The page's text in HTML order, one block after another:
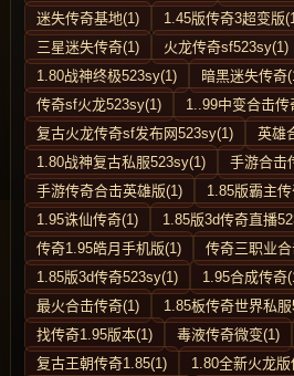
迷失传奇基地(1)
1.45版传奇3超变版
三星迷失传奇(1)
火龙传奇sf523sy(1)
1.80战神终极523sy(1)
暗黑迷失传奇
传奇sf火龙523sy(1)
1..99中变合击传
复古火龙传奇sf发布网523sy(1)
英雄
1.80战神复古私服523sy(1)
手游合击
手游传奇合击英雄版(1)
1.85版霸主
1.95诛仙传奇(1)
1.85版3d传奇直播
传奇1.95皓月手机版(1)
传奇三职业
1.85版3d传奇523sy(1)
1.95合成传奇
最火合击传奇(1)
1.85板传奇世界私
找传奇1.95版本(1)
毒液传奇微变(1)
复古王朝传奇1.85(1)
1.80全新火龙